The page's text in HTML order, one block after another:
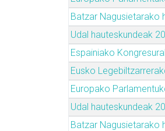
Batzar Nagusietarako
Udal hauteskundeak
Espainiako
Eusko
Europako
Udal hauteskundeak
Batzar Nagusietarako